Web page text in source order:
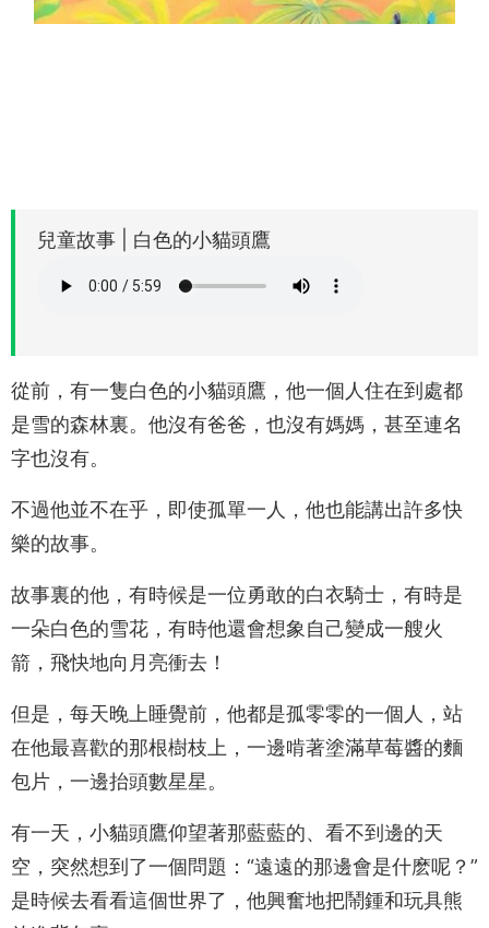
兒童故事 | 白色的小貓頭鷹
從前，有一隻白色的小貓頭鷹，他一個人住在到處都
是雪的森林裏。他沒有爸爸，也沒有媽媽，甚至連名
字也沒有。
不過他並不在乎，即使孤單一人，他也能講出許多快
樂的故事。
故事裏的他，有時候是一位勇敢的白衣騎士，有時是
一朵白色的雪花，有時他還會想象自己變成一艘火
箭，飛快地向月亮衝去！
但是，每天晚上睡覺前，他都是孤零零的一個人，站
在他最喜歡的那根樹枝上，一邊啃著塗滿草莓醬的麵
包片，一邊抬頭數星星。
有一天，小貓頭鷹仰望著那藍藍的、看不到邊的天
空，突然想到了一個問題：“遠遠的那邊會是什麽呢？”
是時候去看看這個世界了，他興奮地把鬧鍾和玩具熊